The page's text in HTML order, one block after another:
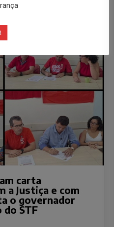
carta
a Justiça e com
o governador
do STF